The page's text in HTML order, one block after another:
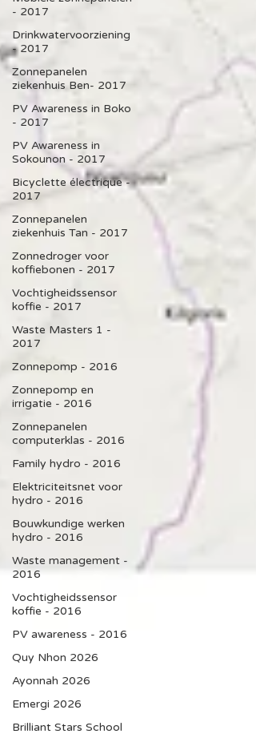
- 2017
Drinkwatervoorziening
- 2017
Zonnepanelen
ziekenhuis Ben- 2017
PV Awareness in Boko
- 2017
PV Awareness in
Sokounon - 2017
Bicyclette électrique -
2017
Zonnepanelen
ziekenhuis Tan - 2017
Zonnedroger voor
koffiebonen - 2017
Vochtigheidssensor
koffie - 2017
Waste Masters 1 -
2017
Zonnepomp - 2016
Zonnepomp en
irrigatie - 2016
Zonnepanelen
computerklas - 2016
Family hydro - 2016
Elektriciteitsnet voor
hydro - 2016
Bouwkundige werken
hydro - 2016
Waste management -
2016
Vochtigheidssensor
koffie - 2016
PV awareness - 2016
Quy Nhon 2026
Ayonnah 2026
Emergi 2026
Brilliant Stars School